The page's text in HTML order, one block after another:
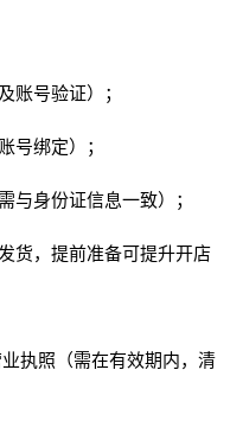
账号验证）；
号绑定）；
与身份证信息一致）；
货，提前准备可提升开店
执照（需在有效期内，清